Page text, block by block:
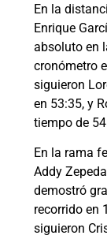
En la
Enrique
absoluto en
cronómetro
siguieron
en 53:35, y
tiempo de
En la rama
Addy
demostró
recorrido en
siguieron